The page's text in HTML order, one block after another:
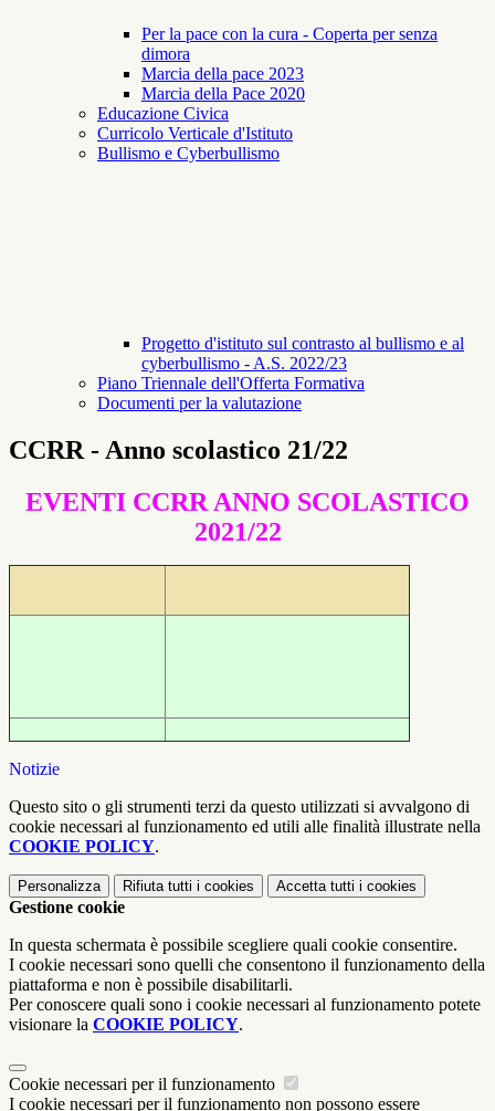
Per la pace con la cura - Coperta per senza
dimora
Marcia della pace 2023
Marcia della Pace 2020
Educazione Civica
Curricolo Verticale d'Istituto
Bullismo e Cyberbullismo
Progetto d'istituto sul contrasto al bullismo e al
cyberbullismo - A.S. 2022/23
Piano Triennale dell'Offerta Formativa
Documenti per la valutazione
CCRR - Anno scolastico 21/22
EVENTI CCRR ANNO SCOLASTICO
2021/22
Notizie
Questo sito o gli strumenti terzi da questo utilizzati si avvalgono di
cookie necessari al funzionamento ed utili alle finalità illustrate nella
COOKIE POLICY.
Personalizza Rifiuta tutti i cookies Accetta tutti i cookies
Gestione cookie
In questa schermata è possibile scegliere quali cookie consentire.
I cookie necessari sono quelli che consentono il funzionamento della
piattaforma e non è possibile disabilitarli.
Per conoscere quali sono i cookie necessari al funzionamento potete
visionare la COOKIE POLICY.
Cookie necessari per il funzionamento
I cookie necessari per il funzionamento non possono essere